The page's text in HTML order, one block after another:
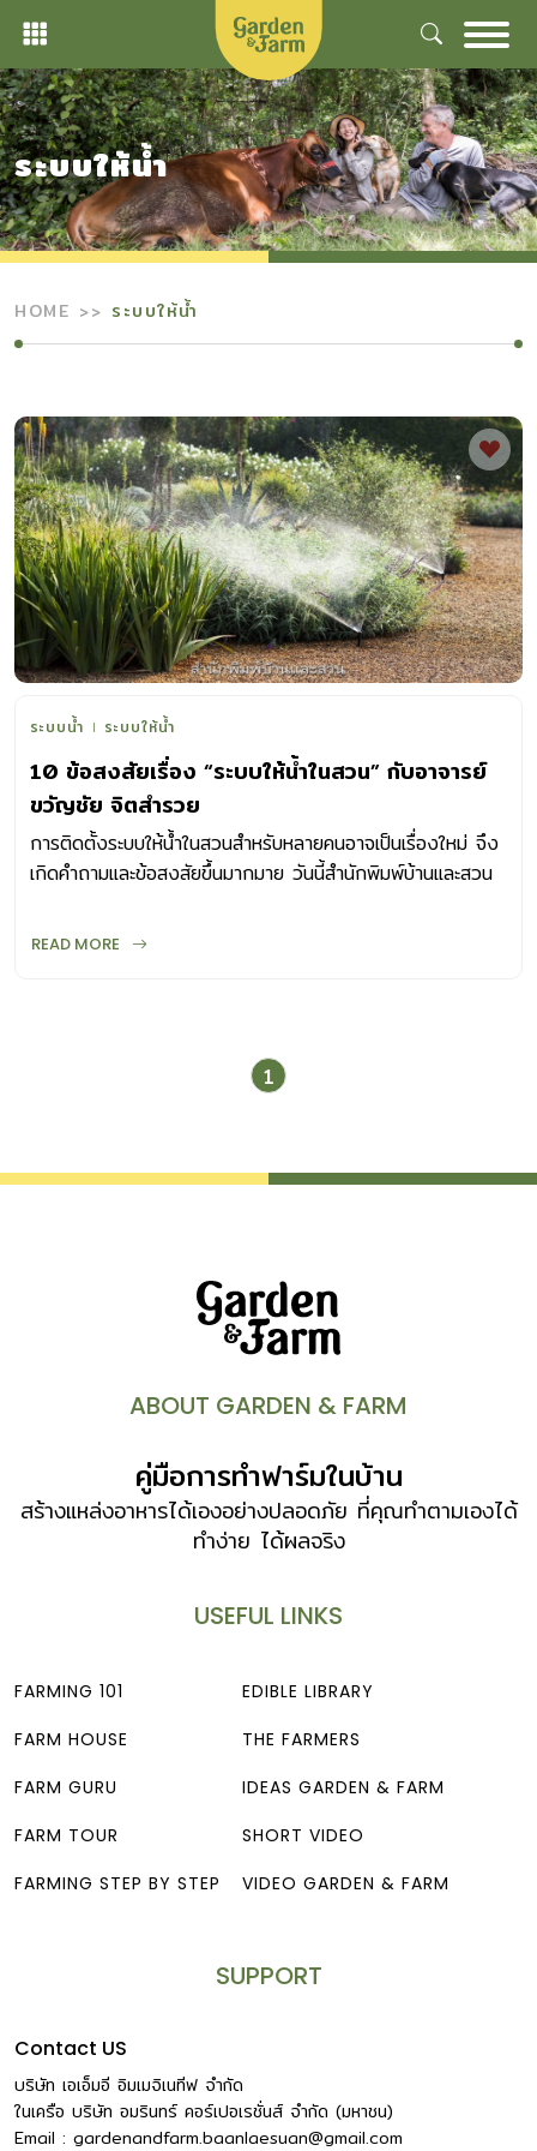
Skip
content
ระบบให้น้ำ
HOME ระบบให้น้ำ
ระบบน้ำ ระบบให้น้ำ
10 ข้อสงสัยเรื่อง “ระบบให้น้ำในสวน” กับอาจารย์
ขวัญชัย จิตสำรวย
การติดตั้งระบบให้น้ำในสวนสำหรับหลายคนอาจเป็นเรื่องใหม่ จึง
เกิดคำถามและข้อสงสัยขึ้นมากมาย วันนี้สำนักพิมพ์บ้านและสวน
READ MORE
1
ABOUT GARDEN & FARM
คู่มือการทำฟาร์มในบ้าน
สร้างแหล่งอาหารได้เองอย่างปลอดภัย ที่คุณทำตามเองได้
ทำง่าย ได้ผลจริง
USEFUL LINKS
FARMING 101
FARM HOUSE
FARM GURU
FARM TOUR
FARMING STEP BY STEP
EDIBLE LIBRARY
THE FARMERS
IDEAS GARDEN & FARM
SHORT VIDEO
VIDEO GARDEN & FARM
SUPPORT
Contact US
บริษัท เอเอ็มอี อิมเมจิเนทีฟ จำกัด
ในเครือ บริษัท อมรินทร์ คอร์เปอเรชั่นส์ จำกัด (มหาชน)
Email : gardenandfarm.baanlaesuan@gmail.com